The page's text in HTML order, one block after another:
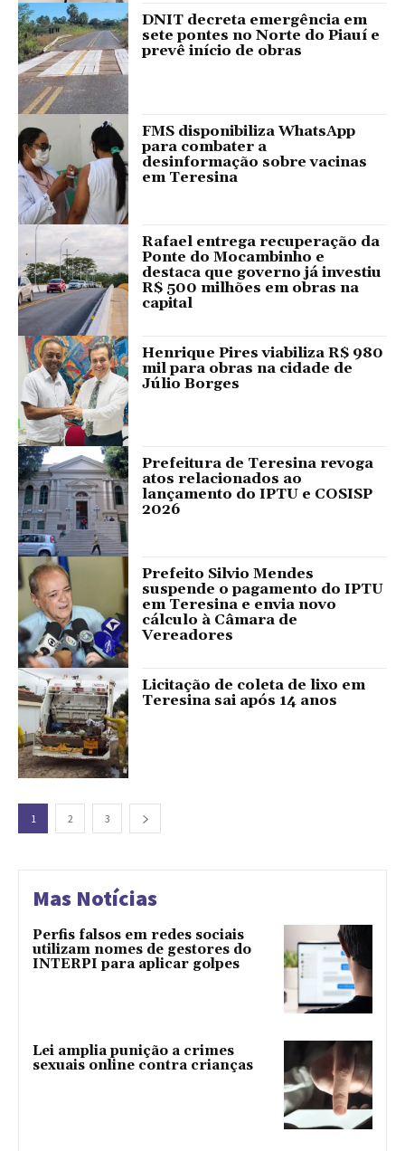
DNIT decreta emergência em
sete pontes no Norte do Piauí e
prevê início de obras
FMS disponibiliza WhatsApp
para combater a
desinformação sobre vacinas
em Teresina
Rafael entrega recuperação da
Ponte do Mocambinho e
destaca que governo já investiu
R$ 500 milhões em obras na
capital
Henrique Pires viabiliza R$ 980
mil para obras na cidade de
Júlio Borges
Prefeitura de Teresina revoga
atos relacionados ao
lançamento do IPTU e COSISP
2026
Prefeito Silvio Mendes
suspende o pagamento do IPTU
em Teresina e envia novo
cálculo à Câmara de
Vereadores
Licitação de coleta de lixo em
Teresina sai após 14 anos
1 2 3
Mas Notícias
Perfis falsos em redes sociais
utilizam nomes de gestores do
INTERPI para aplicar golpes
Lei amplia punição a crimes
sexuais online contra crianças